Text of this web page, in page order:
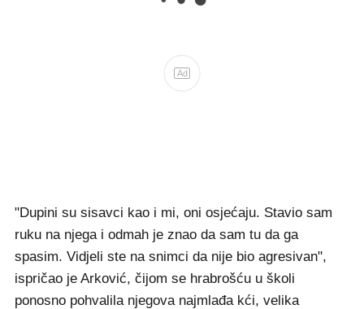
Ad
"Dupini su sisavci kao i mi, oni osjećaju. Stavio sam
ruku na njega i odmah je znao da sam tu da ga
spasim. Vidjeli ste na snimci da nije bio agresivan",
ispričao je Arković, čijom se hrabrošću u školi
ponosno pohvalila njegova najmlađa kći, velika